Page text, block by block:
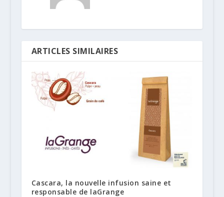
ARTICLES SIMILAIRES
Cascara, la nouvelle infusion saine et
responsable de laGrange